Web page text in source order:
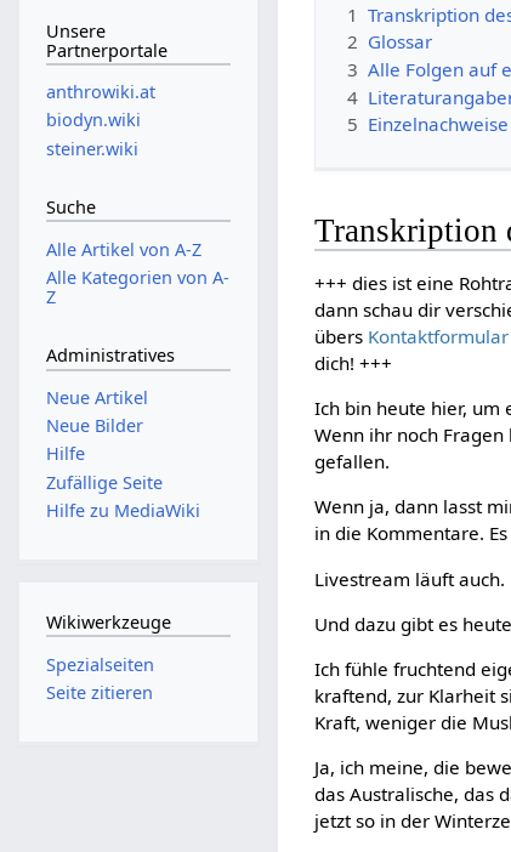
1 Transkription
2 Glossar
3 Alle Folgen auf
4
5 Einzelnachweise
Transkription
+++ dies ist eine
dann schau dir
übers Kontaktformular
dich! +++
Ich bin heute hier, um
Wenn ihr noch
gefallen.
Wenn ja, dann lasst
in die Kommentare.
Livestream läuft
Und dazu gibt es
Ich fühle fruchtend
kraftend, zur Klarheit
Kraft, weniger die
Ja, ich meine, die
das Australische, das
jetzt so in der
Unsere
Partnerportale
anthrowiki.at
biodyn.wiki
steiner.wiki
Suche
Alle Artikel von A-Z
Alle Kategorien von A-
Z
Administratives
Neue Artikel
Neue Bilder
Hilfe
Zufällige Seite
Hilfe zu MediaWiki
Wikiwerkzeuge
Spezialseiten
Seite zitieren